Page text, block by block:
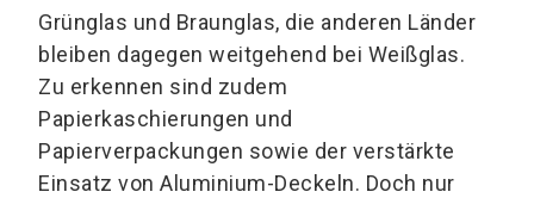
Grünglas und Braunglas, die anderen Länder
bleiben dagegen weitgehend bei Weißglas.
Zu erkennen sind zudem
Papierkaschierungen und
Papierverpackungen sowie der verstärkte
Einsatz von Aluminium-Deckeln. Doch nur